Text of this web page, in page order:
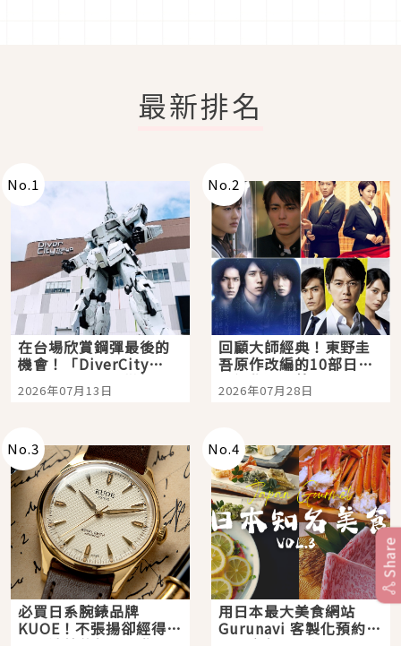
最新排名
No.1
在台場欣賞鋼彈最後的
機會！「DiverCity
Tokyo Plaza」搭船、
購物、美食及夜景，一
2026年07月13日
No.2
回顧大師經典！東野圭
吾原作改編的10部日本
影視作品推薦
2026年07月28日
No.3
必買日系腕錶品牌
KUOE！不張揚卻經得起
No.4
用日本最大美食網站
Gurunavi 客製化預約九
Share